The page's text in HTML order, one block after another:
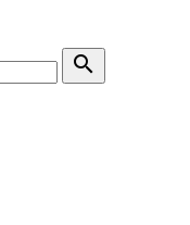
search